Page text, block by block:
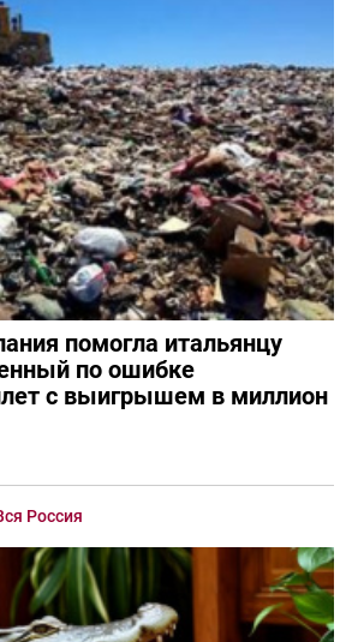
помогла итальянцу
по ошибке
с выигрышем в миллион
Россия